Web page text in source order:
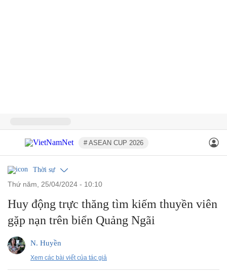
# ASEAN CUP 2026
Thời sự
thứ năm, 25/04/2024 - 10:10
Huy động trực thăng tìm kiếm thuyền viên
gặp nạn trên biển Quảng Ngãi
N. Huyền
Xem các bài viết của tác giả